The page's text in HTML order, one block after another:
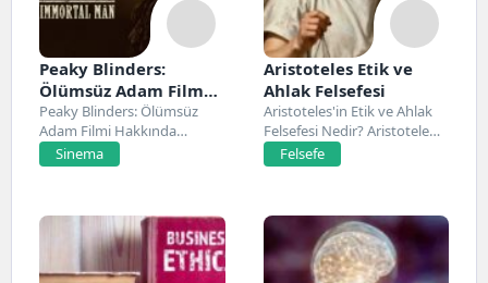
Peaky Blinders:
Ölümsüz Adam Film
Konusu, Oyuncuları
ve İnceleme
Peaky Blinders: Ölümsüz
Adam Filmi Hakkında
Netflix’te 20 Mart 2026...
Sinema
Aristoteles Etik ve
Ahlak Felsefesi
Aristoteles'in Etik ve Ahlak
Felsefesi Nedir? Aristoteles,
Antik Yunan felsefesinin...
Felsefe